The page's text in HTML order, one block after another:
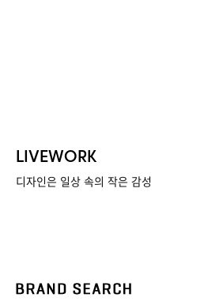
LIVEWORK
디자인은 일상 속의 작은 감성